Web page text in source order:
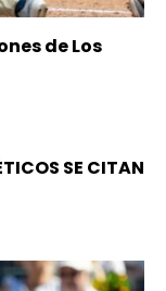
de Los
SE CITAN